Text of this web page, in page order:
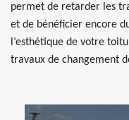
permet de retarder les
et de bénéficier encore
l’esthétique de votre
travaux de changement